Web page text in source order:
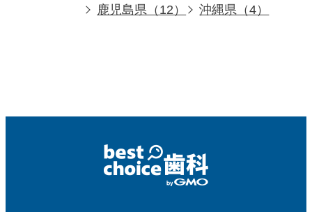
鹿児島県（12）
沖縄県（4）